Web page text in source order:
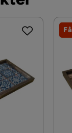
Flerfarget
TRAXORY
flere
og
ikke tilby